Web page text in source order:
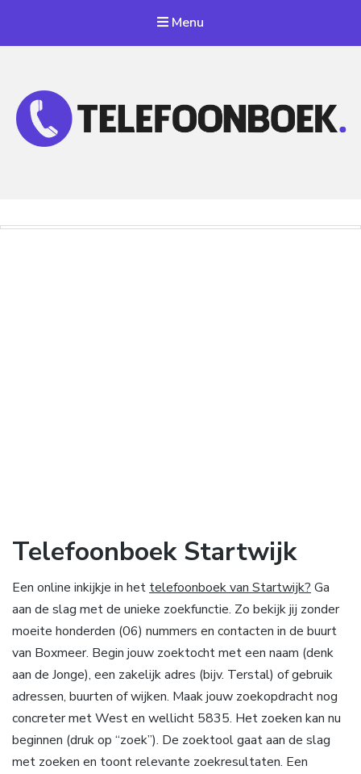
Menu
Telefoonboek Startwijk
Een online inkijkje in het telefoonboek van Startwijk? Ga
aan de slag met de unieke zoekfunctie. Zo bekijk jij zonder
moeite honderden (06) nummers en contacten in de buurt
van Boxmeer. Begin jouw zoektocht met een naam (denk
aan de Jonge), een zakelijk adres (bijv. Terstal) of gebruik
adressen, buurten of wijken. Maak jouw zoekopdracht nog
concreter met West en wellicht 5835. Het zoeken kan nu
beginnen (druk op “zoek”). De zoektool gaat aan de slag
met zoeken en toont relevante zoekresultaten. Een